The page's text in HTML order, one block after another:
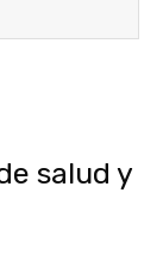
salud y